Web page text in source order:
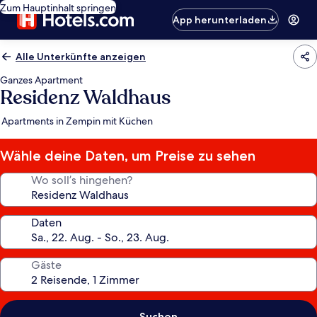
Zum Hauptinhalt springen
App herunterladen
Alle Unterkünfte anzeigen
Ganzes Apartment
Residenz Waldhaus
Apartments in Zempin mit Küchen
Wähle deine Daten, um Preise zu sehen
Wo soll’s hingehen?
Daten
Gäste